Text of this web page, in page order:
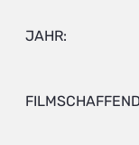
JAHR: